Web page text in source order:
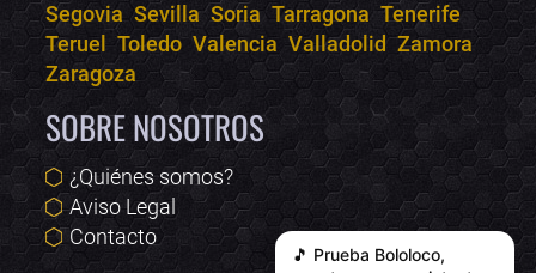
Segovia Sevilla Soria Tarragona Tenerife
Teruel
Toledo Valencia Valladolid Zamora
Zaragoza
SOBRE NOSOTROS
¿Quiénes somos?
Aviso Legal
Contacto
🎵 Prueba Bololoco,